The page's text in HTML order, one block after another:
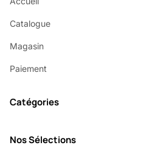
Catalogue
Magasin
Paiement
Catégories
Nos Sélections